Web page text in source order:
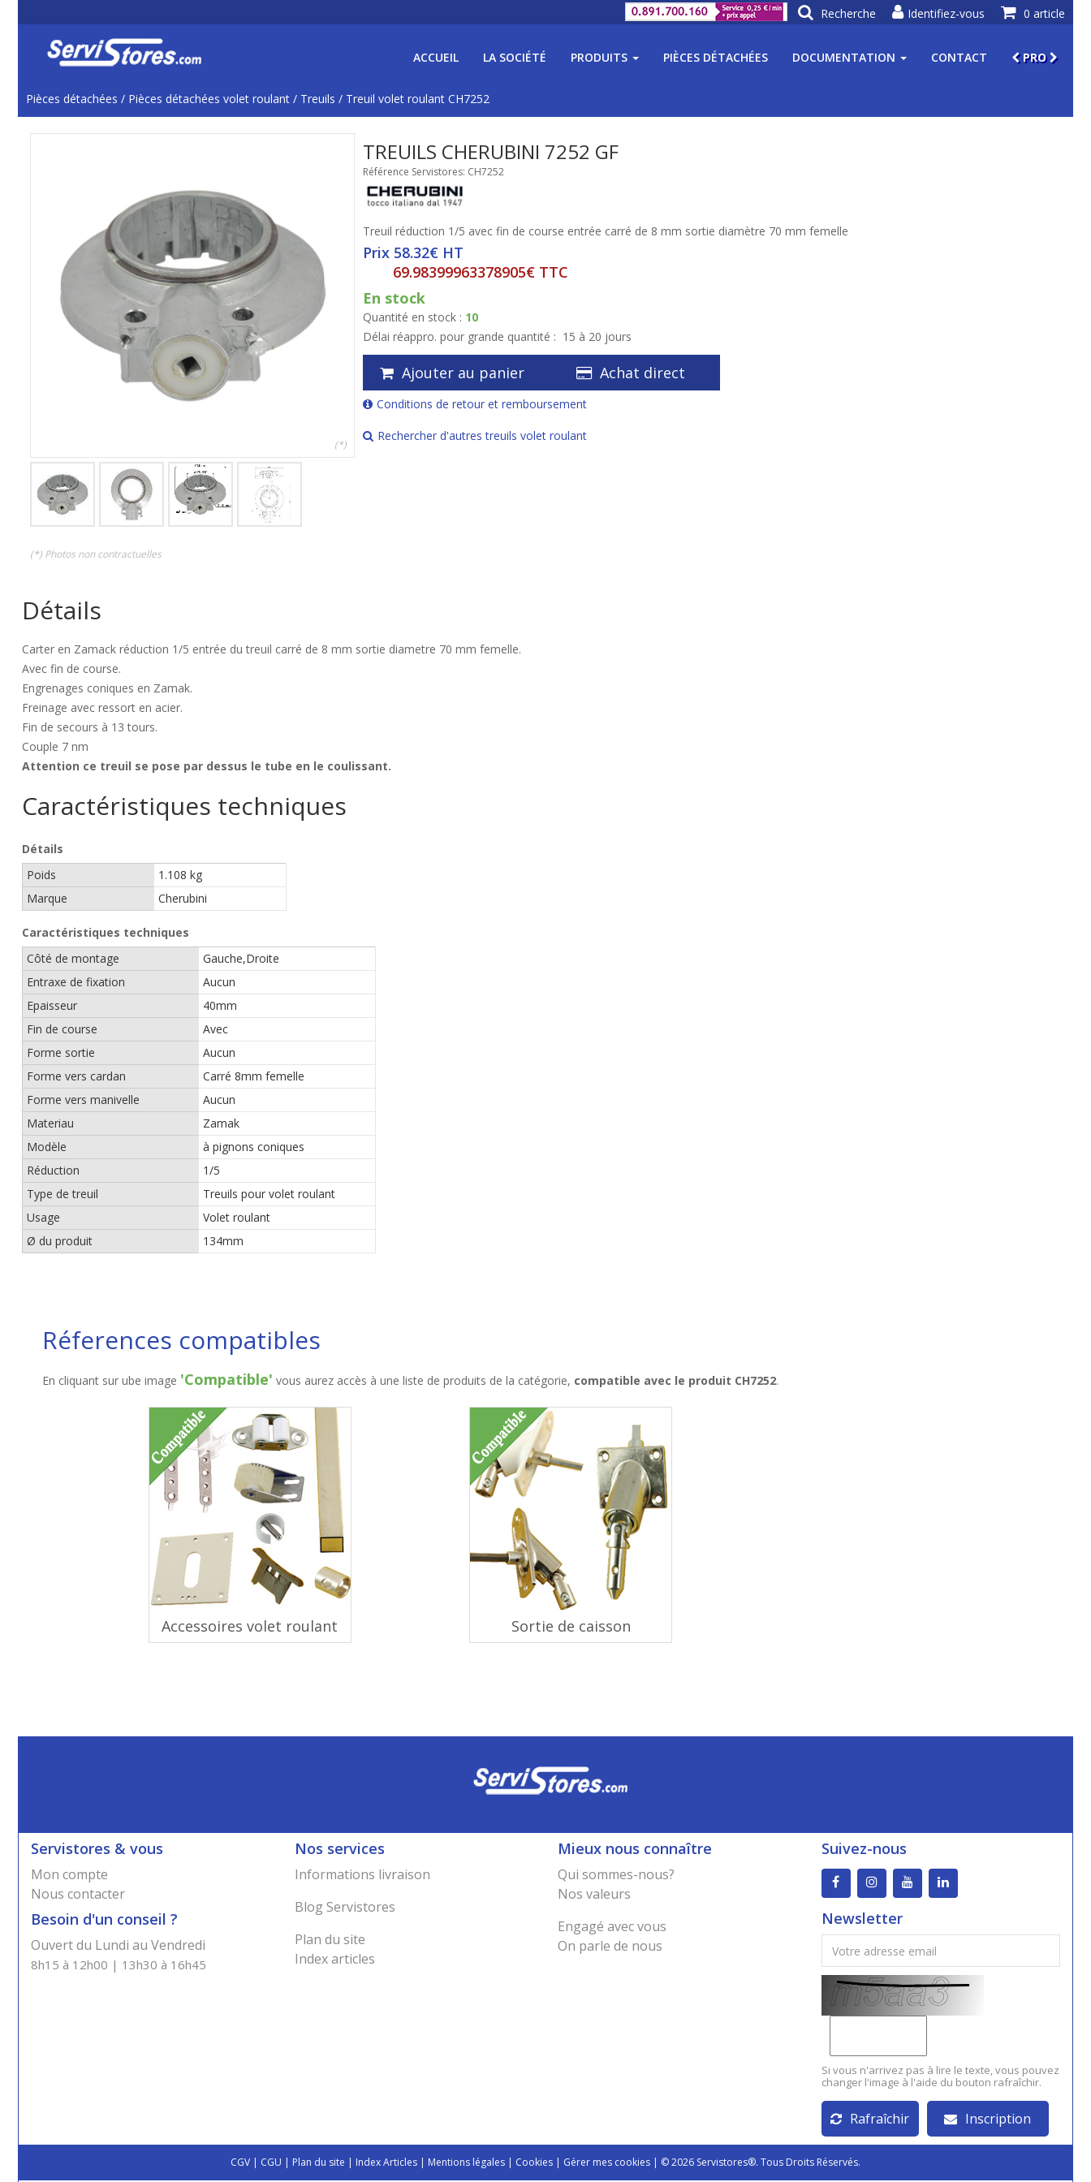
ACCUEIL LA SOCIÉTÉ PRODUITS PIÈCES DÉTACHÉES DOCUMENTATION CONTACT PRO
Pièces détachées / Pièces détachées volet roulant / Treuils / Treuil volet roulant CH7252
(*)
(*) Photos non contractuelles
TREUILS CHERUBINI 7252 GF
Référence Servistores: CH7252
Treuil réduction 1/5 avec fin de course entrée carré de 8 mm sortie diamètre 70 mm femelle
Prix 58.32€ HT
69.98399963378905€ TTC
En stock
Quantité en stock : 10
Délai réappro. pour grande quantité : 15 à 20 jours
Ajouter au panier Achat direct
Conditions de retour et remboursement
Rechercher d'autres treuils volet roulant
Détails
Carter en Zamack réduction 1/5 entrée du treuil carré de 8 mm sortie diametre 70 mm femelle.
Avec fin de course.
Engrenages coniques en Zamak.
Freinage avec ressort en acier.
Fin de secours à 13 tours.
Couple 7 nm
Attention ce treuil se pose par dessus le tube en le coulissant.
Caractéristiques techniques
Détails
Poids
1.108 kg
Marque
Cherubini
Caractéristiques techniques
Côté de montage
Gauche,Droite
Entraxe de fixation
Aucun
Epaisseur
40mm
Fin de course
Avec
Forme sortie
Aucun
Forme vers cardan
Carré 8mm femelle
Forme vers manivelle
Aucun
Materiau
Zamak
Modèle
à pignons coniques
Réduction
1/5
Type de treuil
Treuils pour volet roulant
Usage
Volet roulant
Ø du produit
134mm
Réferences compatibles
En cliquant sur ube image 'Compatible' vous aurez accès à une liste de produits de la catégorie, compatible avec le produit CH7252.
Accessoires volet roulant Sortie de caisson
Servistores & vous
Mon compte
Nous contacter
Besoin d'un conseil ?
Ouvert du Lundi au Vendredi
8h15 à 12h00 | 13h30 à 16h45
Nos services
Informations livraison
Blog Servistores
Plan du site
Index articles
Mieux nous connaître
Qui sommes-nous?
Nos valeurs
Engagé avec vous
On parle de nous
Suivez-nous
Newsletter
Si vous n'arrivez pas à lire le texte, vous pouvez
changer l'image à l'aide du bouton rafraîchir.
Rafraîchir Inscription
CGV | CGU | Plan du site | Index Articles | Mentions légales | Cookies | Gérer mes cookies | © 2026 Servistores®. Tous Droits Réservés.
0 article
Identifiez-vous
Recherche